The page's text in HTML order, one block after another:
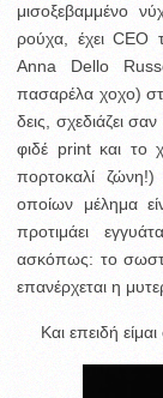
μισοξεβαμμένο
ρούχα, έχει CEO
Anna Dello
πασαρέλα χοχο)
δεις, σχεδιάζει
φιδέ print και το
πορτοκαλί
οποίων μέλημα
προτιμάει
ασκόπως: το
επανέρχεται η
Και επειδή